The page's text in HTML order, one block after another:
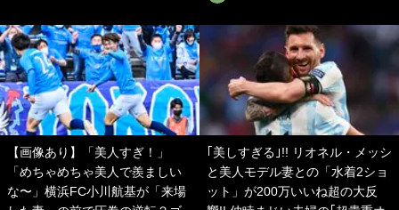
【画像あり】「美人すぎ！」
「めちゃめちゃ美人で羨ましい
な〜」横浜FC小川航基が「来場
｢美しすぎる｣!! リオネル・メッシ
と美人モデル妻との「水着2ショ
ット」が200万いいね超の大反